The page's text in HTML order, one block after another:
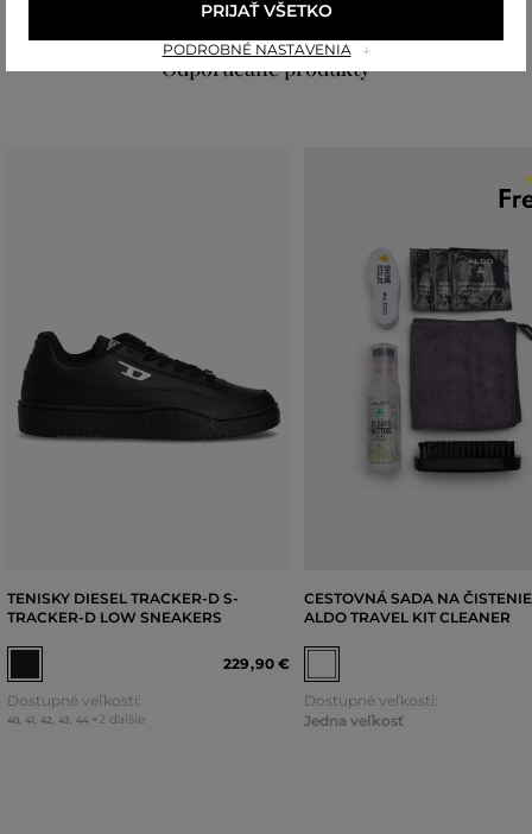
Odporúčané produkty
TENISKY DIESEL TRACKER-D S-
TRACKER-D LOW SNEAKERS
229,90 €
Dostupné veľkosti:
40 41 42 43 44 +2 ďalšie
CESTOVNÁ SADA NA
ALDO TRAVEL KIT CLEANER
Dostupné veľkosti:
Jedna veľkosť
PODROBNÉ NASTAVENIA
PRIJAŤ VŠETKO